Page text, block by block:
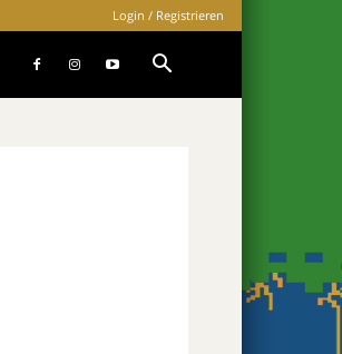
Login / Registrieren